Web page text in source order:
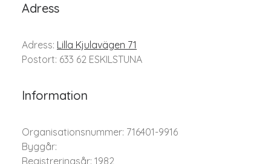
Adress
Adress: Lilla Kjulavägen 71
Postort: 633 62 ESKILSTUNA
Information
Organisationsnummer: 716401-9916
Byggår:
Registreringsår: 1982